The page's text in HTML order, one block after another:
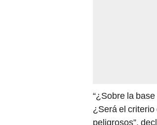
“¿Sobre la
¿Será el
peligrosos”,